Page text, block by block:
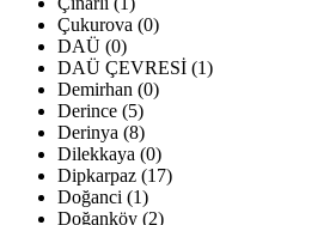
Çukurova (0)
DAÜ (0)
DAÜ ÇEVRESİ (1)
Demirhan (0)
Derince (5)
Derinya (8)
Dilekkaya (0)
Dipkarpaz (17)
Doğanci (1)
Doğanköy (2)